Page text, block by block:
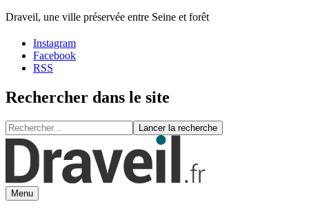
Draveil, une ville préservée entre Seine et forêt
Instagram
Facebook
RSS
Rechercher dans le site
Lancer la recherche
Menu